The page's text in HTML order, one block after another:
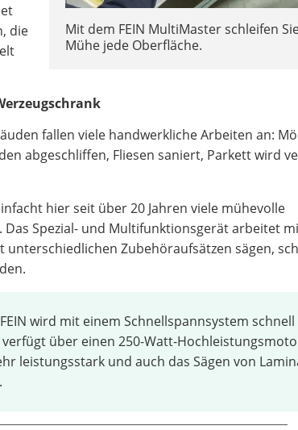
Mit dem FEIN MultiMaster schleifen
Mühe jede Oberfläche.
die
fallen viele handwerkliche Arbeiten an:
abgeschliffen, Fliesen saniert, Parkett wird
hier seit über 20 Jahren viele mühevolle
Spezial- und Multifunktionsgerät arbeitet
unterschiedlichen Zubehöraufsätzen sägen,
wird mit einem Schnellspannsystem
über einen 250-Watt-
leistungsstark und auch das Sägen von